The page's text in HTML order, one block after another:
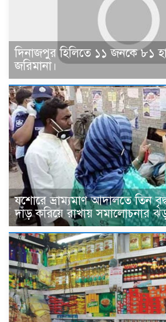
দিনাজপুর হিলিতে ১১ জনকে ৮১
জরিমানা।
যশোরে ভ্রাম্যমাণ আদালতে তিন
দাঁড় করিয়ে রাখায় সমালোচনার